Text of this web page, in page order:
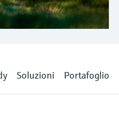
Soluzioni Portafoglio